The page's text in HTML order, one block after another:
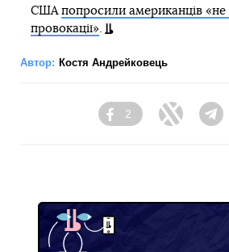
США попросили американців «не
провокації».
Автор: Костя Андрейковець
Facebook
2
Twitter